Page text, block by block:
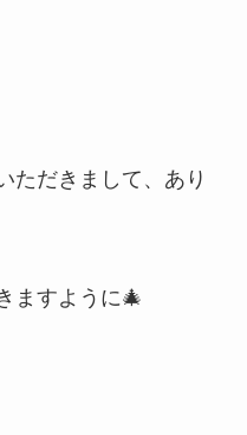
ただきまして、あり
ますように🎄